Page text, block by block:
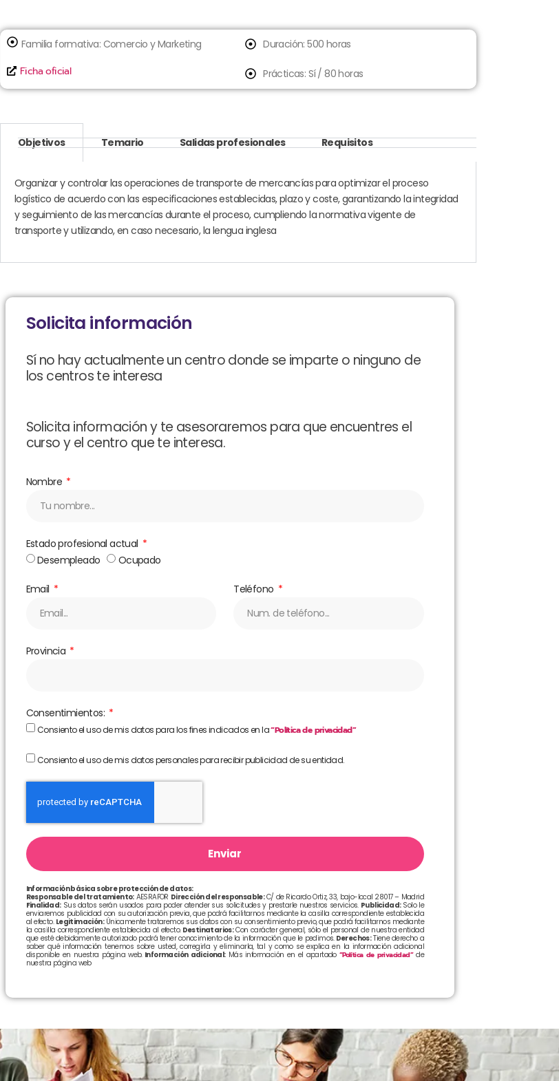
Familia formativa: Comercio y Marketing
Ficha oficial
Duración: 500 horas
Prácticas: Sí/ 80 horas
Objetivos Temario Salidas profesionales Requisitos
Organizarycontrolarlasoperacionesde transporte demercancíasparaoptimizarel proceso
logístico deacuerdocon las especificacionesestablecidas,plazoycoste,garantizandolaintegridad
yseguimiento de lasmercancías duranteelproceso,cumpliendolanormativavigente de
transporteyutilizando,encasonecesario,la lengua inglesa
Solicita información
Sí no hay actualmente un centro donde se imparte o ninguno de
los centros te interesa
Solicita información y te asesoraremos para que encuentres el
curso y el centro que te interesa.
Nombre
Estado profesional actual
Desempleado
Ocupado
Email Teléfono
Provincia
Consentimientos:
Consiento el uso de mis datos para los fines indicados en la“Política de privacidad”
Consiento el uso de mis datos personales para recibir publicidad de su entidad.
Enviar
Información básica sobre protección de datos:
Responsable del tratamiento:AESRAFOR Dirección del responsable:C/ de Ricardo Ortiz, 33, bajo-local 28017 – Madrid
Finalidad:Sus datos serán usados para poder atender sus solicitudes y prestarle nuestros servicios. Publicidad:Solo le
enviaremos publicidad con su autorización previa, que podrá facilitarnos mediante la casilla correspondiente establecida
al efecto. Legitimación:Únicamente trataremos sus datos con su consentimiento previo, que podrá facilitarnos mediante
la casilla correspondiente establecida al efecto.Destinatarios:Con carácter general, sólo el personal de nuestra entidad
que esté debidamente autorizado podrá tener conocimiento de la información que le pedimos.Derechos:Tiene derecho a
saber qué información tenemos sobre usted, corregirla y eliminarla, tal y como se explica en la información adicional
disponible en nuestra página web.Información adicional:Más información en el apartado “Política de privacidad”de
nuestra página web